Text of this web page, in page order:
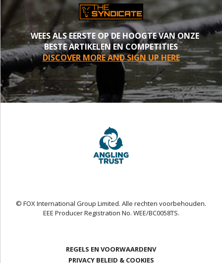
WEES ALS EERSTE OP DE HOOGTE VAN ONZE
BESTE ARTIKELEN EN COMPETITIES
DISCOVER MORE AND SIGN UP HERE
© FOX International Group Limited. Alle rechten voorbehouden.
EEE Producer Registration No. WEE/BC0058TS.
REGELS EN VOORWAARDENV
PRIVACY BELEID & COOKIES